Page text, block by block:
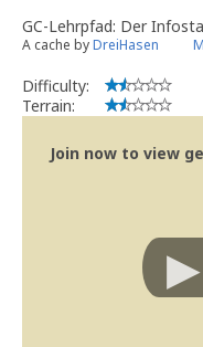
GC-Lehrpfad: Der
A cache byDreiHasen
Difficulty:
Terrain:
Join now to view